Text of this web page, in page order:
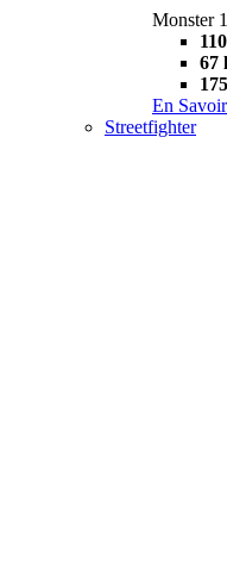
Monster
67
En
Streetfighter